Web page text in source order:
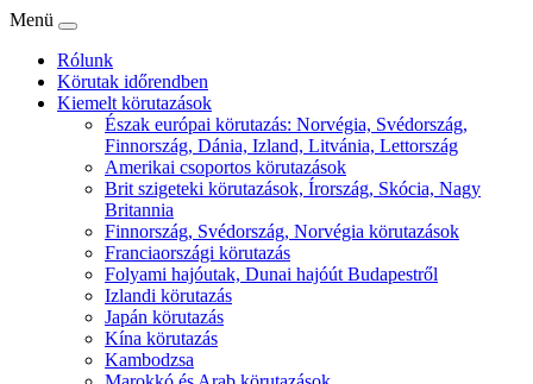
Menü
Rólunk
Körutak időrendben
Kiemelt körutazások
Észak európai körutazás: Norvégia, Svédország,
Finnország, Dánia, Izland, Litvánia, Lettország
Amerikai csoportos körutazások
Brit szigeteki körutazások, Írország, Skócia, Nagy
Britannia
Finnország, Svédország, Norvégia körutazások
Franciaországi körutazás
Folyami hajóutak, Dunai hajóút Budapestről
Izlandi körutazás
Japán körutazás
Kína körutazás
Kambodzsa